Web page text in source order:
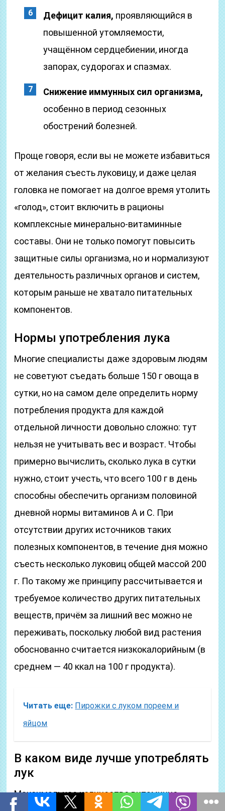
Дефицит калия, проявляющийся в
повышенной утомляемости,
учащённом сердцебиении, иногда
запорах, судорогах и спазмах.
Снижение иммунных сил организма,
особенно в период сезонных
обострений болезней.
Проще говоря, если вы не можете избавиться
от желания съесть луковицу, и даже целая
головка не помогает на долгое время утолить
«голод», стоит включить в рационы
комплексные минерально-витаминные
составы. Они не только помогут повысить
защитные силы организма, но и нормализуют
деятельность различных органов и систем,
которым раньше не хватало питательных
компонентов.
Нормы употребления лука
Многие специалисты даже здоровым людям
не советуют съедать больше 150 г овоща в
сутки, но на самом деле определить норму
потребления продукта для каждой
отдельной личности довольно сложно: тут
нельзя не учитывать вес и возраст. Чтобы
примерно вычислить, сколько лука в сутки
нужно, стоит учесть, что всего 100 г в день
способны обеспечить организм половиной
дневной нормы витаминов А и С. При
отсутствии других источников таких
полезных компонентов, в течение дня можно
съесть несколько луковиц общей массой 200
г. По такому же принципу рассчитывается и
требуемое количество других питательных
веществ, причём за лишний вес можно не
переживать, поскольку любой вид растения
обоснованно считается низкокалорийным (в
среднем — 40 ккал на 100 г продукта).
Читать еще: Пирожки с луком пореем и
яйцом
В каком виде лучше употреблять
лук
Максимальное количество витаминно-